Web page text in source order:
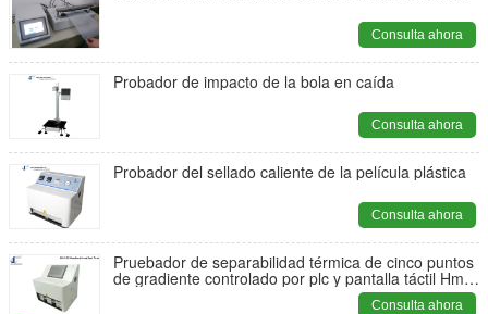
Consulta ahora
Probador de impacto de la bola en caída
Consulta ahora
Probador del sellado caliente de la película plástica
Consulta ahora
Pruebador de separabilidad térmica de cinco puntos
de gradiente controlado por plc y pantalla táctil Hmi
Pruebador de sellado térmico de gama alta ASTM
Consulta ahora